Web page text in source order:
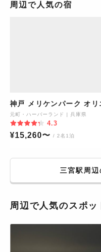
周辺で人気の宿
神戸 メリケンパーク オリ
テル
元町・ハーバーランド | 兵庫県
4.3
¥15,260〜 / 2名1泊
三宮駅周
周辺で人気のスポッ